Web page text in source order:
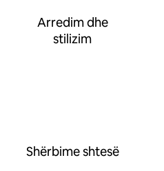
Arredim dhe
stilizim
Shërbime shtesë